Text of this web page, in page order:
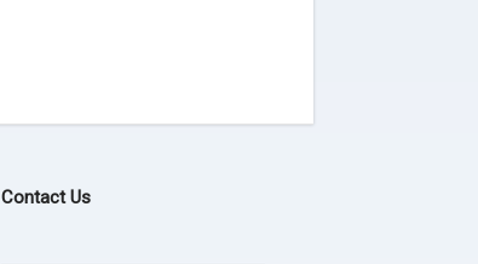
Contact Us